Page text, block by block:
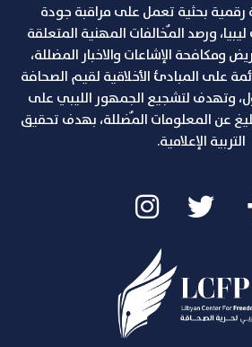
بحثية تعمل على مراقبة جودة
ورصد المٌخالفات المهنية المتعلقة
ومكافحة الإشاعات والاخبار المضللة،
على المبادئ الأخلاقية لقيم الصحافة
وتهدف لتشجيع الجمهور الليبي على
عن المعلومات المٌضللة، بهدف تحقيق
التربية الإعلامية.